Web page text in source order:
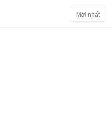
Mới nhất